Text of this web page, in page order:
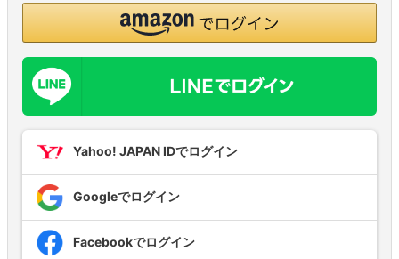
Yahoo! JAPAN IDでログイン
Googleでログイン
Facebookでログイン